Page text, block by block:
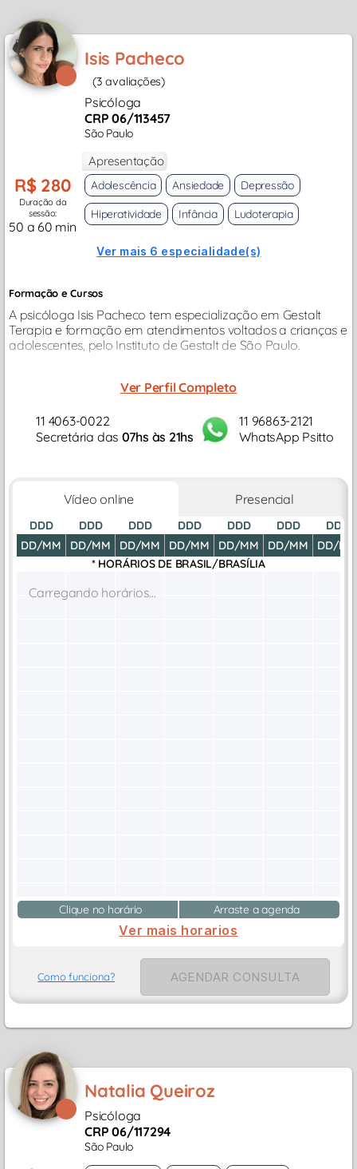
Isis Pacheco
(3 avaliações)
Psicóloga
CRP 06/113457
São Paulo
Apresentação
R$ 280
Duração da
sessão:
50 a 60 min
Adolescência Ansiedade
Depressão
Hiperatividade
Infância Ludoterapia
Ver mais 6 especialidade(s)
Formação e Cursos
A psicóloga Isis Pacheco tem especialização em Gestalt
Terapia e formação em atendimentos voltados a crianças e
adolescentes, pelo Instituto de Gestalt de São Paulo.
Ver Perfil Completo
11 4063-0022
Secretária das 07hs às 21hs
11 96863-2121
WhatsApp Psitto
Vídeo online Presencial
DDD
DD/MM
DDD
DD/MM
DDD
DD/MM
DDD
DD/MM
DDD
DD/MM
DDD
DD/MM
DDD
DD/MM
* HORÁRIOS DE BRASIL/BRASÍLIA
Carregando horários...
Clique no horário Arraste a agenda
Ver mais horarios
Como funciona? AGENDAR CONSULTA
Natalia Queiroz
Psicóloga
CRP 06/117294
São Paulo